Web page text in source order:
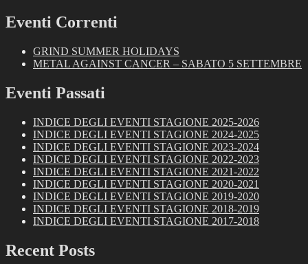
Eventi Correnti
GRIND SUMMER HOLIDAYS
METAL AGAINST CANCER – SABATO 5 SETTEMBRE
Eventi Passati
INDICE DEGLI EVENTI STAGIONE 2025-2026
INDICE DEGLI EVENTI STAGIONE 2024-2025
INDICE DEGLI EVENTI STAGIONE 2023-2024
INDICE DEGLI EVENTI STAGIONE 2022-2023
INDICE DEGLI EVENTI STAGIONE 2021-2022
INDICE DEGLI EVENTI STAGIONE 2020-2021
INDICE DEGLI EVENTI STAGIONE 2019-2020
INDICE DEGLI EVENTI STAGIONE 2018-2019
INDICE DEGLI EVENTI STAGIONE 2017-2018
Recent Posts